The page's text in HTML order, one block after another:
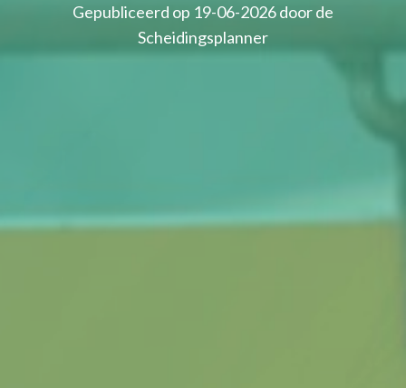
Gepubliceerd op 19-06-2026 door de
Scheidingsplanner